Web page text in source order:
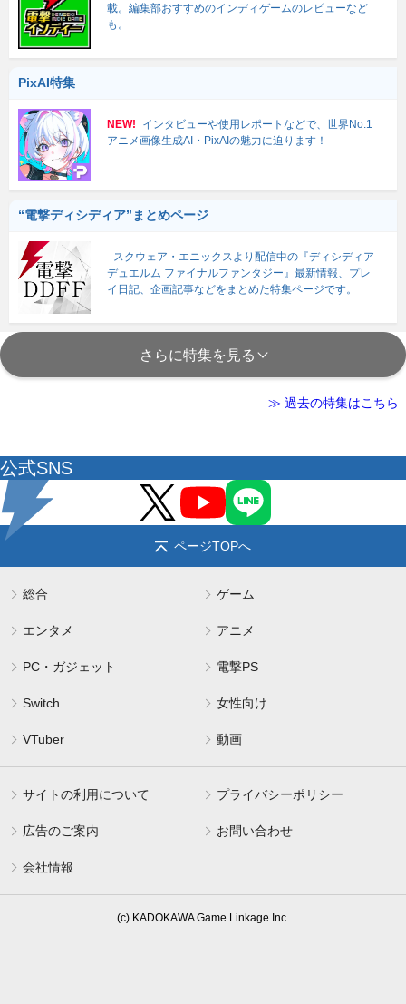
載。編集部おすすめのインディゲームのレビューなど
も。
PixAI特集
NEW!
インタビューや使用レポートなどで、世界No.1
アニメ画像生成AI・PixAIの魅力に迫ります！
“電撃ディシディア”まとめページ
スクウェア・エニックスより配信中の『ディシディア
デュエルム ファイナルファンタジー』最新情報、プレ
イ日記、企画記事などをまとめた特集ページです。
さらに特集を見る
≫ 過去の特集はこちら
公式SNS
ページTOPへ
総合 ゲーム
エンタメ アニメ
PC・ガジェット 電撃PS
Switch 女性向け
VTuber 動画
サイトの利用について プライバシーポリシー
広告のご案内 お問い合わせ
会社情報
(c) KADOKAWA Game Linkage Inc.